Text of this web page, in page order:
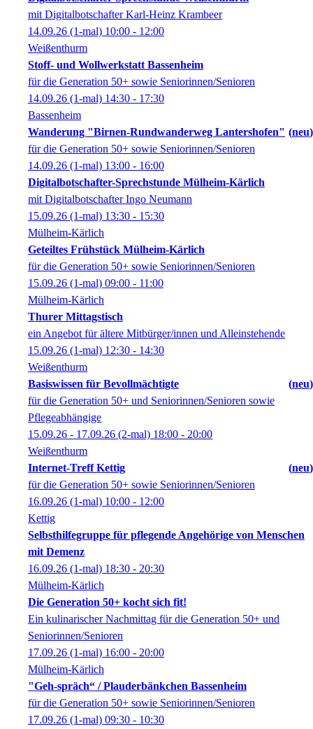
mit Digitalbotschafter Karl-Heinz Krambeer
14.09.26 (1-mal) 10:00 - 12:00
Weißenthurm
Stoff- und Wollwerkstatt Bassenheim
für die Generation 50+ sowie Seniorinnen/Senioren
14.09.26 (1-mal) 14:30 - 17:30
Bassenheim
Wanderung "Birnen-Rundwanderweg Lantershofen"
neu
für die Generation 50+ sowie Seniorinnen/Senioren
14.09.26 (1-mal) 13:00 - 16:00
Digitalbotschafter-Sprechstunde Mülheim-Kärlich
mit Digitalbotschafter Ingo Neumann
15.09.26 (1-mal) 13:30 - 15:30
Mülheim-Kärlich
Geteiltes Frühstück Mülheim-Kärlich
für die Generation 50+ sowie Seniorinnen/Senioren
15.09.26 (1-mal) 09:00 - 11:00
Mülheim-Kärlich
Thurer Mittagstisch
ein Angebot für ältere Mitbürger/innen und Alleinstehende
15.09.26 (1-mal) 12:30 - 14:30
Weißenthurm
Basiswissen für Bevollmächtigte
neu
für die Generation 50+ und Seniorinnen/Senioren sowie
Pflegeabhängige
15.09.26 - 17.09.26 (2-mal) 18:00 - 20:00
Weißenthurm
Internet-Treff Kettig
neu
für die Generation 50+ sowie Seniorinnen/Senioren
16.09.26 (1-mal) 10:00 - 12:00
Kettig
Selbsthilfegruppe für pflegende Angehörige von Menschen
mit Demenz
16.09.26 (1-mal) 18:30 - 20:30
Mülheim-Kärlich
Die Generation 50+ kocht sich fit!
Ein kulinarischer Nachmittag für die Generation 50+ und
Seniorinnen/Senioren
17.09.26 (1-mal) 16:00 - 20:00
Mülheim-Kärlich
"Geh-spräch“ / Plauderbänkchen Bassenheim
für die Generation 50+ sowie Seniorinnen/Senioren
17.09.26 (1-mal) 09:30 - 10:30